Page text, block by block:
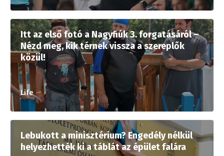
Itt az első fotó a Nagyfiúk 3. forgatásáról –
Nézd meg, kik térnek vissza a szereplők
közül!
Life
Lebukott a minisztérium? Engedély nélkül
helyezhették ki a táblát az épület falára